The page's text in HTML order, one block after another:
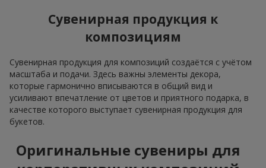
Сувенирная продукция к
композициям
Сувенирная продукция для композиций создаётся с учётом
масштаба и подачи. Здесь важны элементы декора,
которые гармонично вписываются в общий вид и
усиливают впечатление от цветов и приятного подарка, в
качестве которого выступает сувенирная продукция для
букетов.
Оригинальные сувениры для